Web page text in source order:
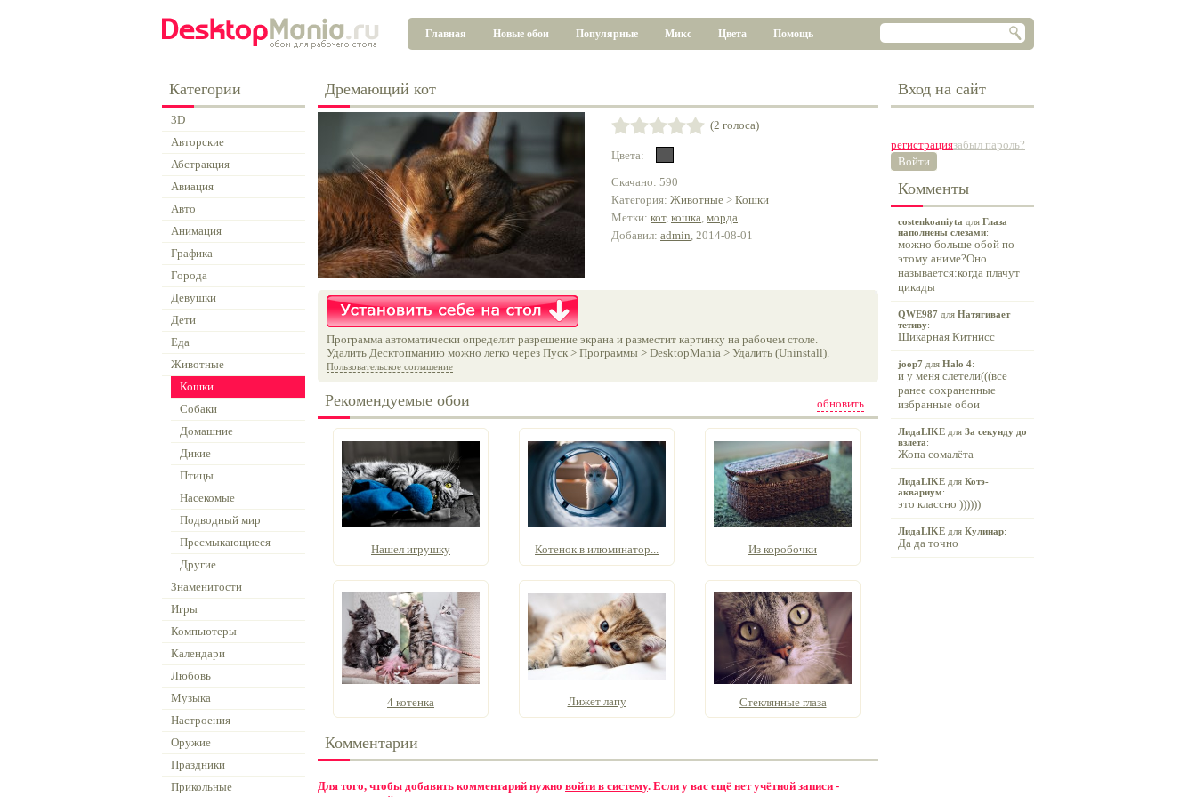
Главная Новые обои Популярные Микс Цвета Помощь
Категории
3D
Авторские
Абстракция
Авиация
Авто
Анимация
Графика
Города
Девушки
Дети
Еда
Животные
Кошки
Собаки
Домашние
Дикие
Птицы
Насекомые
Подводный мир
Пресмыкающиеся
Другие
Знаменитости
Игры
Компьютеры
Календари
Любовь
Музыка
Настроения
Оружие
Праздники
Прикольные
Дремающий кот
(2 голоса)
Цвета:
Скачано: 590
Категория: Животные > Кошки
Метки: кот, кошка, морда
Добавил: admin, 2014-08-01
Программа автоматически определит разрешение экрана и разместит картинку на рабочем столе.
Удалить Десктопманию можно легко через Пуск > Программы > DesktopMania > Удалить (Uninstall).
Пользовательское соглашение
обновить
Рекомендуемые обои
Нашел игрушку Котенок в илюминатор... Из коробочки
4 котенка Лижет лапу Стеклянные глаза
Комментарии
Для того, чтобы добавить комментарий нужно войти в систему. Если у вас ещё нет учётной записи -
Вход на сайт
регистрациязабыл пароль?
Войти
Комменты
costenkoaniyta для Глаза
наполнены слезами:
можно больше обой по
этому аниме?Оно
называется:когда плачут
цикады
QWE987 для Натягивает
тетиву:
Шикарная Китнисс
joop7 для Halo 4:
и у меня слетели(((все
ранее сохраненные
избранные обои
ЛидаLIKE для За секунду до
взлета:
Жопа сомалёта
ЛидаLIKE для Котэ-
аквариум:
это классно ))))))
ЛидаLIKE для Кулинар:
Да да точно